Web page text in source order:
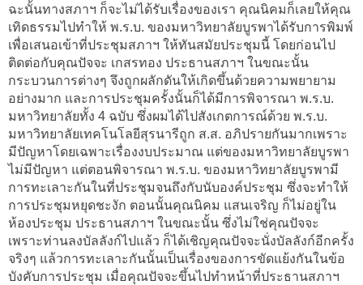
ฉะนั้นทางสภาฯ ก็จะไม่ได้รับเรื่องของเรา คุณนิคมก็เลยให้คุณ
เทิดธรรมไปทำให้ พ.ร.บ. ของมหาวิทยาลัยบูรพาได้รับการพิมพ์
เพื่อเสนอเข้าที่ประชุมสภาฯ ให้ทันสมัยประชุมนี้ โดยก่อนไป
ติดต่อกับคุณปัจจะ เกสรทอง ประธานสภาฯ ในขณะนั้น
กระบวนการต่างๆ จึงถูกผลักดันให้เกิดขึ้นด้วยความพยายาม
อย่างมาก และการประชุมครั้งนั้นก็ได้มีการพิจารณา พ.ร.บ.
มหาวิทยาลัยทั้ง 4 ฉบับ ซึ่งผมได้ไปสังเกตการณ์ด้วย พ.ร.บ.
มหาวิทยาลัยเทคโนโลยีสุรนารีถูก ส.ส. อภิปรายกันมากเพราะ
มีปัญหาโดยเฉพาะเรื่องงบประมาณ แต่ของมหาวิทยาลัยบูรพา
ไม่มีปัญหา แต่ตอนพิจารณา พ.ร.บ. ของมหาวิทยาลัยบูรพามี
การทะเลาะกันในที่ประชุมจนถึงกับนับองค์ประชุม ซึ่งจะทำให้
การประชุมหยุดชะงัก ตอนนั้นคุณนิคม แสนเจริญ ก็ไม่อยู่ใน
ห้องประชุม ประธานสภาฯ ในขณะนั้น ซึ่งไม่ใช่คุณปัจจะ
เพราะท่านลงบัลลังก์ไปแล้ว ก็ได้เชิญคุณปัจจะนั่งบัลลังก์อีกครั้ง
จริงๆ แล้วการทะเลาะกันนั้นเป็นเรื่องของการขัดแย้งกันในข้อ
บังคับการประชุม เมื่อคุณปัจจะขึ้นไปทำหน้าที่ประธานสภาฯ